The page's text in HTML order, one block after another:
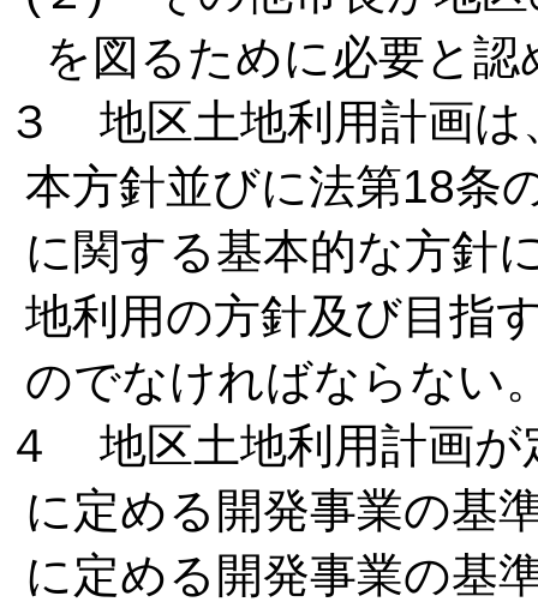
を図るために必要と認
３ 地区土地利用計画は
本方針並びに法第18条
に関する基本的な方針
地利用の方針及び目指
のでなければならない
４ 地区土地利用計画が
に定める開発事業の基
に定める開発事業の基